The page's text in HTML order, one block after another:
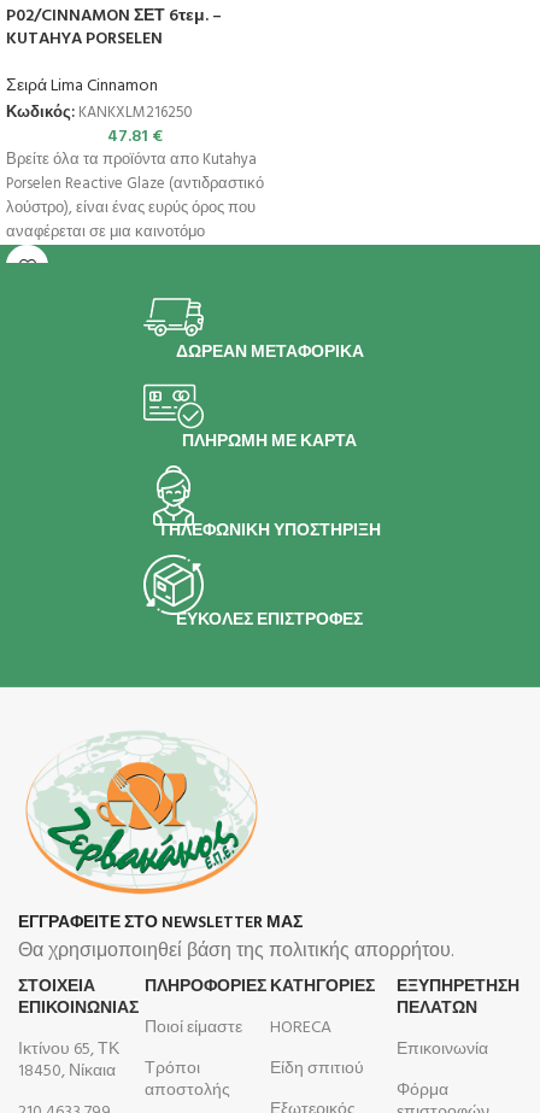
P02/CINNAMON ΣΕΤ 6τεμ. –
KUTAHYA PORSELEN
Σειρά Lima Cinnamon
Κωδικός: KANKXLM216250
47.81 €
Βρείτε όλα τα προϊόντα απο Kutahya
Porselen Reactive Glaze (αντιδραστικό
λούστρο), είναι ένας ευρύς όρος που
αναφέρεται σε μια καινοτόμο
ΔΩΡΕΑΝ ΜΕΤΑΦΟΡΙΚΑ
ΠΛΗΡΩΜΗ ΜΕ ΚΑΡΤΑ
ΤΗΛΕΦΩΝΙΚΗ ΥΠΟΣΤΗΡΙΞΗ
ΕΥΚΟΛΕΣ ΕΠΙΣΤΡΟΦΕΣ
ΕΓΓΡΑΦΕΙΤΕ ΣΤΟ NEWSLETTER ΜΑΣ
Θα χρησιμοποιηθεί βάση της πολιτικής απορρήτου.
ΣΤΟΙΧΕΙΑ
ΕΠΙΚΟΙΝΩΝΙΑΣ
Ικτίνου 65, ΤΚ
18450, Νίκαια
ΠΛΗΡΟΦΟΡΊΕΣ
Ποιοί είμαστε
Τρόποι
αποστολής
ΚΑΤΗΓΟΡΙΕΣ
HORECA
Είδη σπιτιού
ΕΞΥΠΗΡΕΤΗΣΗ
ΠΕΛΑΤΩΝ
Επικοινωνία
Φόρμα